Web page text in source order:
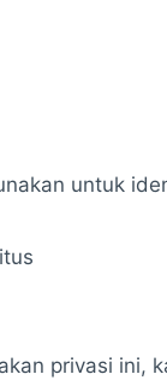
untuk
privasi ini,